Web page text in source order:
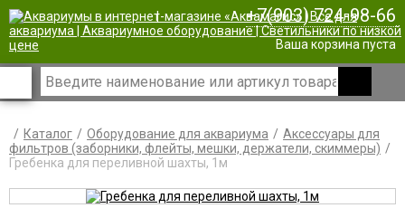
| +7(903) 724-98-66
Ваша корзина пуста
Каталог Оборудование для аквариума
Аксессуары для
фильтров (заборники, флейты, мешки, держатели, скиммеры)
Гребенка для переливной шахты, 1м